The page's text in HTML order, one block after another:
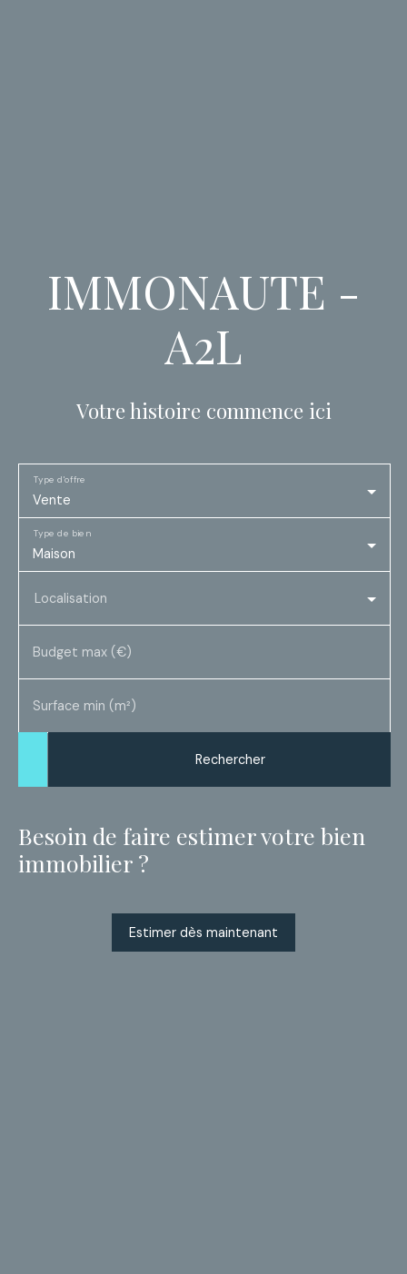
IMMONAUTE -
A2L
Votre histoire commence ici
Vente
Type d'offre
Maison
Type de bien
Localisation
Budget max (€)
Surface min (m²)
Rechercher
Besoin de faire estimer votre bien
immobilier ?
Estimer dès maintenant